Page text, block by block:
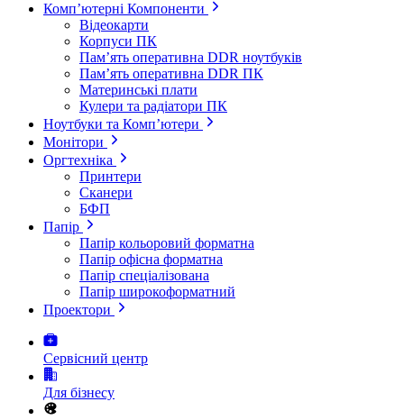
Комп’ютерні Компоненти
Відеокарти
Корпуси ПК
Пам’ять оперативна DDR ноутбуків
Пам’ять оперативна DDR ПК
Материнські плати
Кулери та радіатори ПК
Ноутбуки та Комп’ютери
Монітори
Оргтехніка
Принтери
Сканери
БФП
Папір
Папір кольоровий форматна
Папір офісна форматна
Папір спеціалізована
Папір широкоформатний
Проектори
Сервісний центр
Для бізнесу